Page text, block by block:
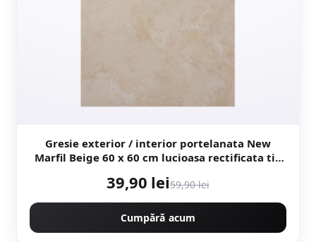
Gresie exterior / interior portelanata New
Marfil Beige 60 x 60 cm lucioasa rectificata tip
39,90 lei59,90 lei
Cumpără acum